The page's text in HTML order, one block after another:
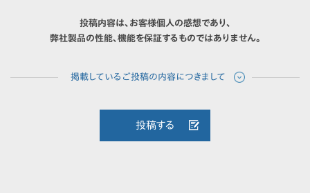
投稿内容は、お客様個人の感想であり、
弊社製品の性能、機能を保証するものではありません。
投稿する